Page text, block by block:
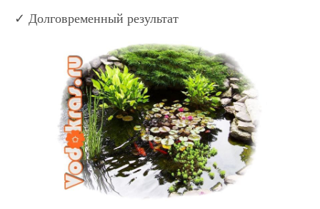
✓ Долговременный результат